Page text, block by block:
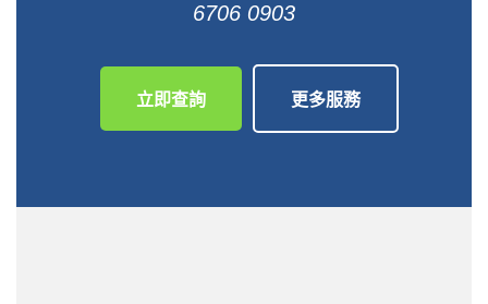
6706 0903
立即查詢 更多服務